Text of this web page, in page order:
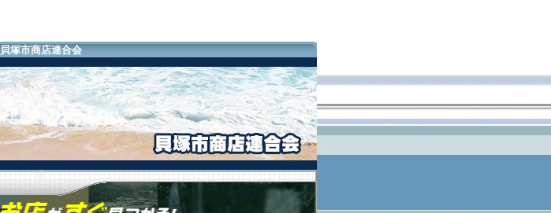
塚市商店連合会